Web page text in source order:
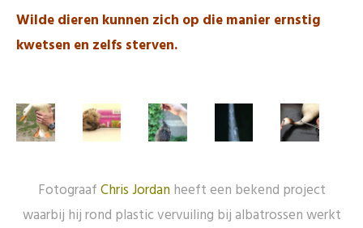
Wilde dieren kunnen zich op die manier ernstig
kwetsen en zelfs sterven.
FotograafChris Jordanheeft een bekend project
waarbij hij rond plastic vervuiling bij albatrossen werkt